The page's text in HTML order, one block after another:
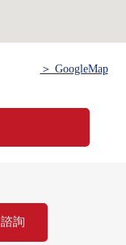
＞ GoogleMap
諮詢